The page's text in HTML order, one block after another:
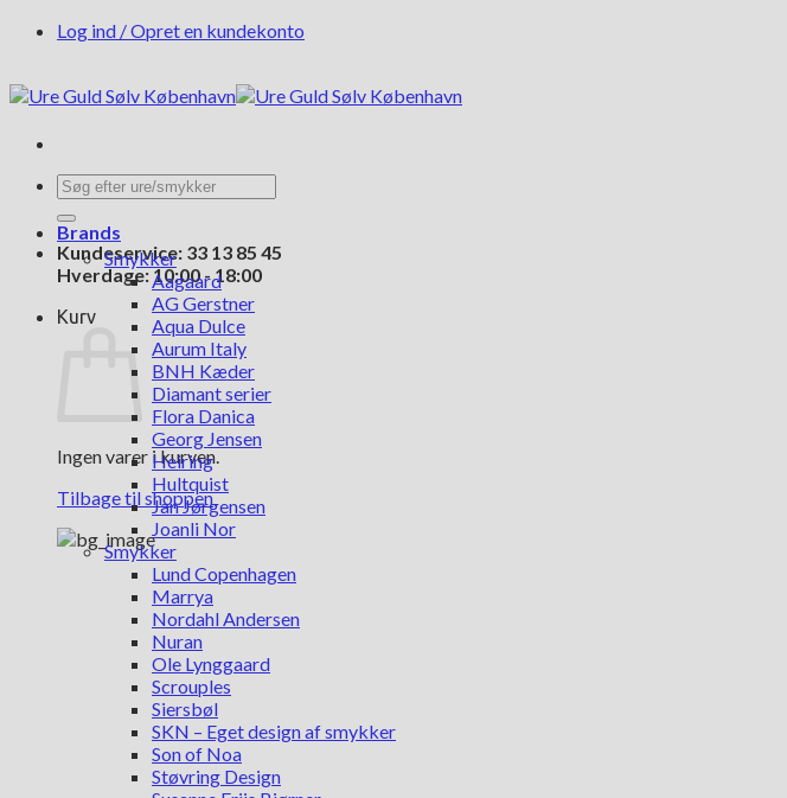
FortsætLog ind / Opret en kundekonto
Søg
efter:
Kundeservice: 33 13 85 45
Hverdage: 10:00 - 18:00
Kurv
Ingen varer i kurven.
Tilbage til shoppen
Brands
Smykker
Aagaard
AG Gerstner
Aqua Dulce
Aurum Italy
BNH Kæder
Diamant serier
Flora Danica
Georg Jensen
Heiring
Hultquist
Jan Jørgensen
Joanli Nor
Smykker
Lund Copenhagen
Marrya
Nordahl Andersen
Nuran
Ole Lynggaard
Scrouples
Siersbøl
SKN – Eget design af smykker
Son of Noa
Støvring Design